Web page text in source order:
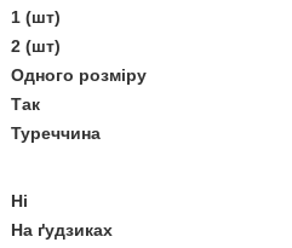
1 (шт)
2 (шт)
Одного розміру
Так
Туреччина
Ні
На ґудзиках